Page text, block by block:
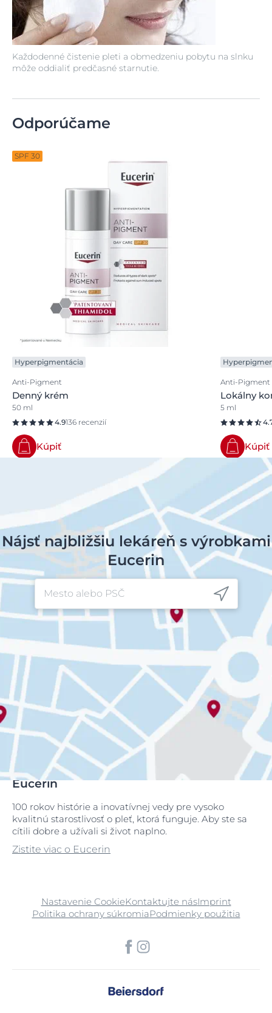
Každodenné čistenie pleti a obmedzeniu pobytu na slnku
môže oddialiť predčasné starnutie.
Odporúčame
SPF 30
Hyperpigmentácia
Anti-Pigment
Denný krém
50 ml
4.9136 recenzií
Kúpiť
Anti-Pigment
Lokálny
5 ml
Kúpiť
Nájsť najbližšiu lekáreň s výrobkami
Eucerin
Eucerin
100 rokov histórie a inovatívnej vedy pre vysoko
kvalitnú starostlivosť o pleť, ktorá funguje. Aby ste sa
cítili dobre a užívali si život naplno.
Zistite viac o Eucerin
Nastavenie CookieKontaktujte násImprint
Politika ochrany súkromiaPodmienky použitia